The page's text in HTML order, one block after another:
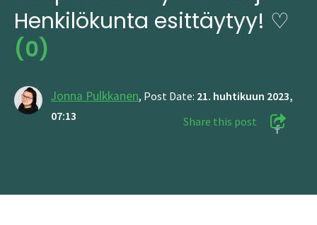
Henkilökunta esittäytyy! ♡
(0)
Jonna Pulkkanen, Post Date: 21. huhtikuun 2023,
07:13
Share this post